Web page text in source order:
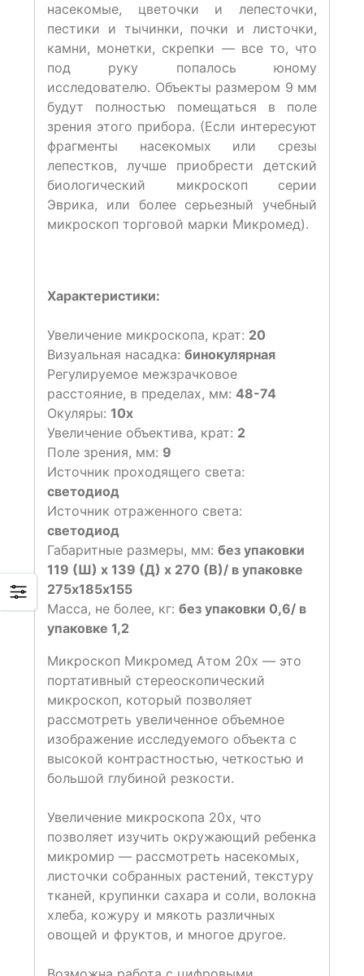
насекомые, цветочки и лепесточки,
пестики и тычинки, почки и листочки,
камни, монетки, скрепки — все то, что
под руку попалось юному
исследователю. Объекты размером 9 мм
будут полностью помещаться в поле
зрения этого прибора. (Если интересуют
фрагменты насекомых или срезы
лепестков, лучше приобрести детский
биологический микроскоп серии
Эврика, или более серьезный учебный
микроскоп торговой марки Микромед).
Характеристики:
Увеличение микроскопа, крат: 20
Визуальная насадка: бинокулярная
Регулируемое межзрачковое
расстояние, в пределах, мм: 48-74
Окуляры: 10х
Увеличение объектива, крат: 2
Поле зрения, мм: 9
Источник проходящего света:
светодиод
Источник отраженного света:
светодиод
Габаритные размеры, мм: без упаковки
119 (Ш) х 139 (Д) х 270 (В)/ в упаковке
275х185х155
Масса, не более, кг: без упаковки 0,6/ в
упаковке 1,2
Микроскоп Микромед Атом 20x — это
портативный стереоскопический
микроскоп, который позволяет
рассмотреть увеличенное объемное
изображение исследуемого объекта с
высокой контрастностью, четкостью и
большой глубиной резкости.
Увеличение микроскопа 20х, что
позволяет изучить окружающий ребенка
микромир — рассмотреть насекомых,
листочки собранных растений, текстуру
тканей, крупинки сахара и соли, волокна
хлеба, кожуру и мякоть различных
овощей и фруктов, и многое другое.